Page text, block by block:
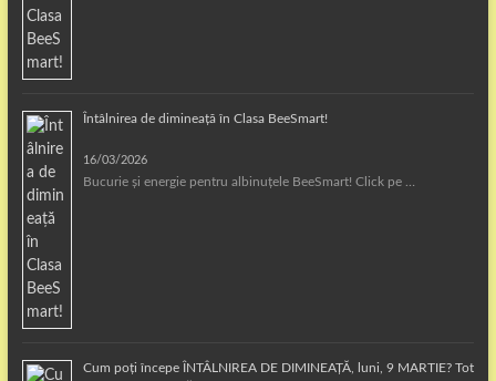
Întâlnirea de dimineață în Clasa BeeSmart!
16/03/2026
Bucurie și energie pentru albinuțele BeeSmart! Click pe …
Cum poți începe ÎNTÂLNIREA DE DIMINEAȚĂ, luni, 9 MARTIE? Tot